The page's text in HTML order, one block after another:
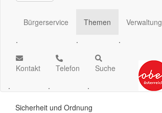
Bürgerservice
.
Themen
.
Verwaltung
.
Kontakt
.
Telefon
.
Suche
.
Sicherheit und Ordnung